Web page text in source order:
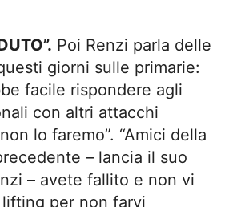
Poi Renzi parla delle
giorni sulle primarie:
facile rispondere agli
con altri attacchi
lo faremo”. “Amici della
– lancia il suo
– avete fallito e non vi
per non farvi